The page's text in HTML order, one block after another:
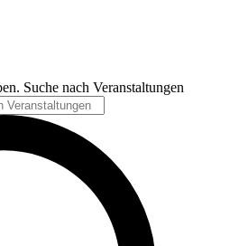
Suche nach Veranstaltungen